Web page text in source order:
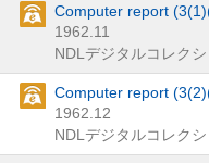
Computer report
1962.11
NDLデジタルコレク
Computer report
1962.12
NDLデジタルコレク